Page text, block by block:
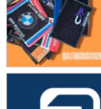
CSK - F7
Juventud Unida (Tierra)
Humboldt (Santa Fe)
NORESTE
Ciudad de Avellaneda
Avellaneda (Santa Fe)